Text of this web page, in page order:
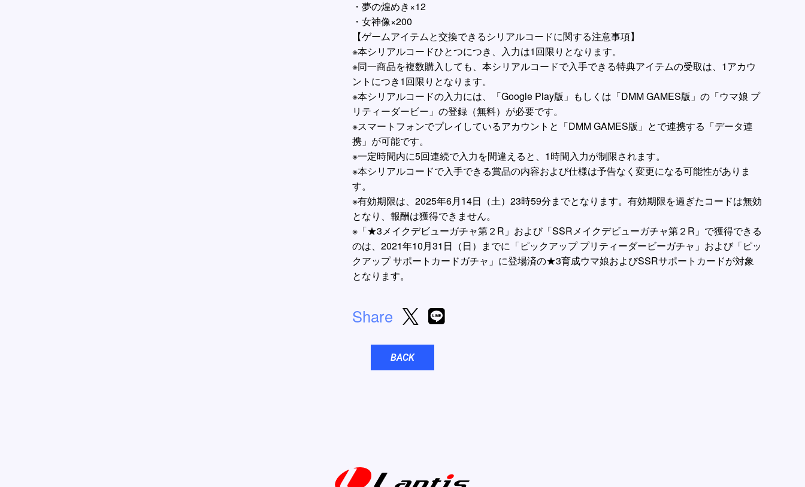
・夢の煌めき×12
・女神像×200
【ゲームアイテムと交換できるシリアルコードに関する注意事項】
※本シリアルコードひとつにつき、入力は1回限りとなります。
※同一商品を複数購入しても、本シリアルコードで入手できる特典アイテムの受取は、1アカウ
ントにつき1回限りとなります。
※本シリアルコードの入力には、「Google Play版」もしくは「DMM GAMES版」の「ウマ娘 プ
リティーダービー」の登録（無料）が必要です。
※スマートフォンでプレイしているアカウントと「DMM GAMES版」とで連携する「データ連
携」が可能です。
※一定時間内に5回連続で入力を間違えると、1時間入力が制限されます。
※本シリアルコードで入手できる賞品の内容および仕様は予告なく変更になる可能性がありま
す。
※有効期限は、2025年6月14日（土）23時59分までとなります。有効期限を過ぎたコードは無効
となり、報酬は獲得できません。
※「★3メイクデビューガチャ第２R」および「SSRメイクデビューガチャ第２R」で獲得できる
のは、2021年10月31日（日）までに「ピックアップ プリティーダービーガチャ」および「ピッ
クアップ サポートカードガチャ」に登場済の★3育成ウマ娘およびSSRサポートカードが対象
となります。
Share
BACK